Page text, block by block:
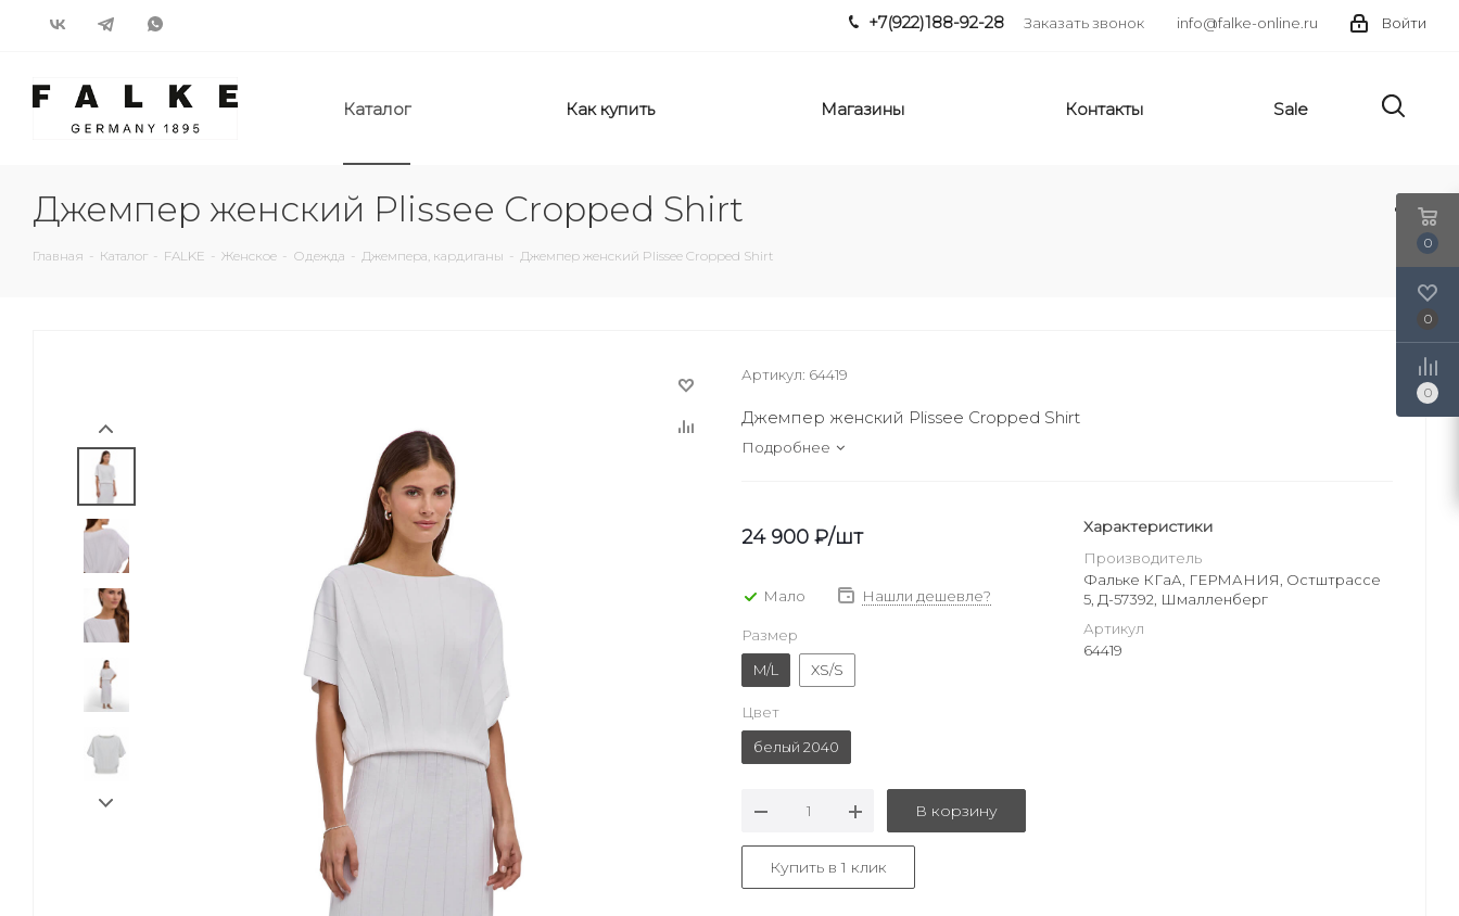
Войти
info@falke-online.ru
+7(922)188-92-28 Заказать звонок
Каталог Как купить Магазины Контакты Sale
Джемпер женский Plissee Cropped Shirt
Главная - Каталог - FALKE - Женское - Одежда - Джемпера, кардиганы - Джемпер женский Plissee Cropped Shirt
Артикул: 64419
Джемпер женский Plissee Cropped Shirt
Подробнее
24 900 ₽/шт
Мало Нашли дешевле?
Размер
M/L
XS/S
Цвет
белый 2040
В корзину
Купить в 1 клик
Характеристики
Производитель
Фальке КГаА, ГЕРМАНИЯ, Остштрассе
5, Д-57392, Шмалленберг
Артикул
64419
0
0
0